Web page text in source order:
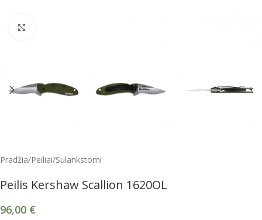
Pradžia/Peiliai/Sulankstomi
Peilis Kershaw Scallion 1620OL
96,00 €